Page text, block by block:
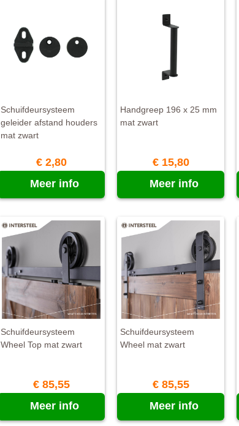
Schuifdeursysteem
geleider afstand houders
mat zwart
€ 2,80
Meer info
Handgreep 196 x 25 mm
mat zwart
€ 15,80
Meer info
Schuifdeursysteem
Wheel Top mat zwart
€ 85,55
Meer info
Schuifdeursysteem
Wheel mat zwart
€ 85,55
Meer info